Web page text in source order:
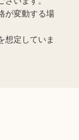
が変動する場
想定していま